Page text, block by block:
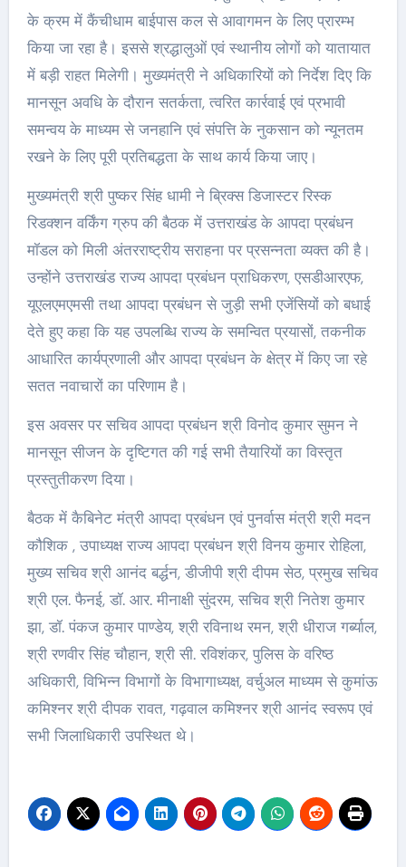
के क्रम में कैंचीधाम बाईपास कल से आवागमन के लिए प्रारम्भ
किया जा रहा है। इससे श्रद्धालुओं एवं स्थानीय लोगों को यातायात
में बड़ी राहत मिलेगी। मुख्यमंत्री ने अधिकारियों को निर्देश दिए कि
मानसून अवधि के दौरान सतर्कता, त्वरित कार्रवाई एवं प्रभावी
समन्वय के माध्यम से जनहानि एवं संपत्ति के नुकसान को न्यूनतम
रखने के लिए पूरी प्रतिबद्धता के साथ कार्य किया जाए।
मुख्यमंत्री श्री पुष्कर सिंह धामी ने ब्रिक्स डिजास्टर रिस्क
रिडक्शन वर्किंग ग्रुप की बैठक में उत्तराखंड के आपदा प्रबंधन
मॉडल को मिली अंतरराष्ट्रीय सराहना पर प्रसन्नता व्यक्त की है।
उन्होंने उत्तराखंड राज्य आपदा प्रबंधन प्राधिकरण, एसडीआरएफ,
यूएलएमएमसी तथा आपदा प्रबंधन से जुड़ी सभी एजेंसियों को बधाई
देते हुए कहा कि यह उपलब्धि राज्य के समन्वित प्रयासों, तकनीक
आधारित कार्यप्रणाली और आपदा प्रबंधन के क्षेत्र में किए जा रहे
सतत नवाचारों का परिणाम है।
इस अवसर पर सचिव आपदा प्रबंधन श्री विनोद कुमार सुमन ने
मानसून सीजन के दृष्टिगत की गई सभी तैयारियों का विस्तृत
प्रस्तुतीकरण दिया।
बैठक में कैबिनेट मंत्री आपदा प्रबंधन एवं पुनर्वास मंत्री श्री मदन
कौशिक , उपाध्यक्ष राज्य आपदा प्रबंधन श्री विनय कुमार रोहिला,
मुख्य सचिव श्री आनंद बर्द्धन, डीजीपी श्री दीपम सेठ, प्रमुख सचिव
श्री एल. फैनई, डॉ. आर. मीनाक्षी सुंदरम, सचिव श्री नितेश कुमार
झा, डॉ. पंकज कुमार पाण्डेय, श्री रविनाथ रमन, श्री धीराज गर्ब्याल,
श्री रणवीर सिंह चौहान, श्री सी. रविशंकर, पुलिस के वरिष्ठ
अधिकारी, विभिन्न विभागों के विभागाध्यक्ष, वर्चुअल माध्यम से कुमांऊ
कमिश्नर श्री दीपक रावत, गढ़वाल कमिश्नर श्री आनंद स्वरूप एवं
सभी जिलाधिकारी उपस्थित थे।